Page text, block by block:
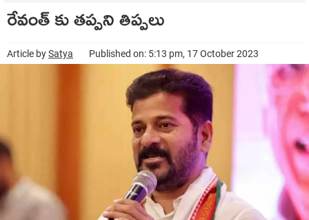
రేవంత్ కు తప్పని తిప్పలు
Article bySatya Published on: 5:13 pm, 17 October 2023